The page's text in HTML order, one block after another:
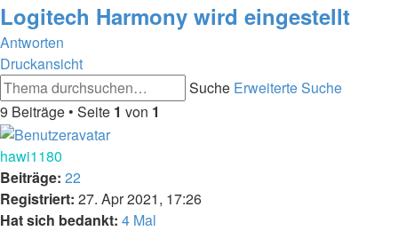
Logitech Harmony wird eingestellt
Antworten
Druckansicht
Suche Erweiterte Suche
9 Beiträge • Seite 1 von 1
hawi1180
Beiträge: 22
Registriert: 27. Apr 2021, 17:26
Hat sich bedankt: 4 Mal